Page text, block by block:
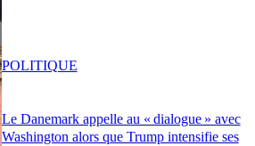
Le Danemark appelle au « dialogue » avec
Washington alors que Trump intensifie ses
POLITIQUE